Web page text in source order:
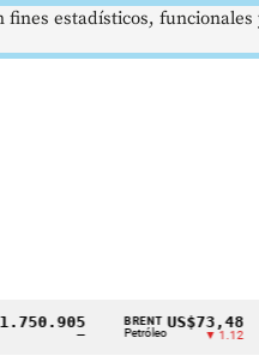
BRENT
Petróleo
US$73,48
▼ 1.12
estadísticos,